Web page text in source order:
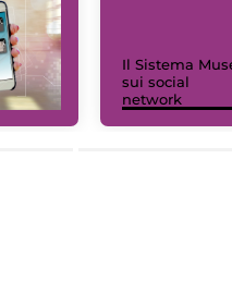
Il Sistema
sui social
network